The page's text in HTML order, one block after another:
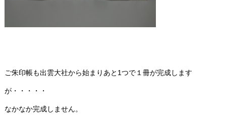
ご朱印帳も出雲大社から始まりあと1つで１冊が完成します
が・・・・・
なかなか完成しません。